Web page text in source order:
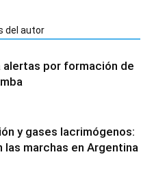
del autor
alertas por formación de
y gases lacrimógenos:
las marchas en Argentina